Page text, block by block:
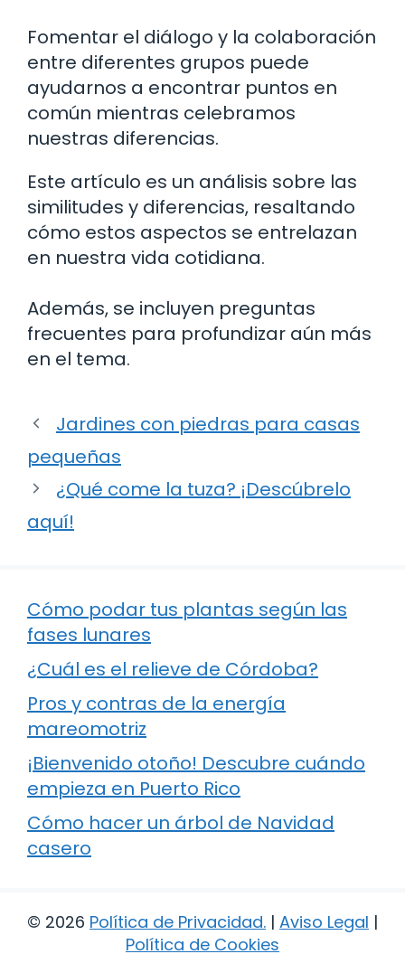
Fomentar el diálogo y la colaboración
entre diferentes grupos puede
ayudarnos a encontrar puntos en
común mientras celebramos
nuestras diferencias.
Este artículo es un análisis sobre las
similitudes y diferencias, resaltando
cómo estos aspectos se entrelazan
en nuestra vida cotidiana.
Además, se incluyen preguntas
frecuentes para profundizar aún más
en el tema.
Jardines con piedras para casas
pequeñas
¿Qué come la tuza? ¡Descúbrelo
aquí!
Cómo podar tus plantas según las
fases lunares
¿Cuál es el relieve de Córdoba?
Pros y contras de la energía
mareomotriz
¡Bienvenido otoño! Descubre cuándo
empieza en Puerto Rico
Cómo hacer un árbol de Navidad
casero
© 2026 Política de Privacidad. | Aviso Legal |
Política de Cookies